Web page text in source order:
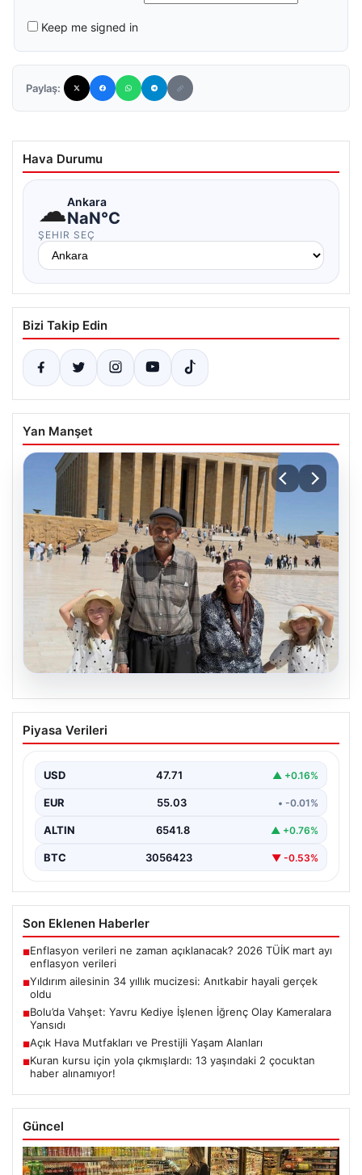
Keep me signed in
Paylaş:
Hava Durumu
☁Ankara
NaN°C
ŞEHIR SEÇ
Bizi Takip Edin
Yan Manşet
05.08.2026
Yıldırım ailesinin 34 yıllık mucizesi:
Anıtkabir hayali gerçek oldu
Zeynep Yıldırım (59), tam 34 yıl boyunca…
Piyasa Verileri
USD 47.71 ▲ +0.16%
EUR 55.03 • -0.01%
ALTIN 6541.8 ▲ +0.76%
BTC 3056423 ▼ -0.53%
Son Eklenen Haberler
■Enflasyon verileri ne zaman açıklanacak? 2026 TÜİK mart ayı
enflasyon verileri
■Yıldırım ailesinin 34 yıllık mucizesi: Anıtkabir hayali gerçek
oldu
■Bolu’da Vahşet: Yavru Kediye İşlenen İğrenç Olay Kameralara
Yansıdı
■Açık Hava Mutfakları ve Prestijli Yaşam Alanları
■Kuran kursu için yola çıkmışlardı: 13 yaşındaki 2 çocuktan
haber alınamıyor!
Güncel